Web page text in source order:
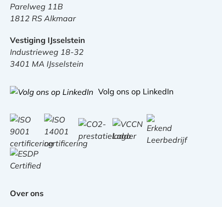
Parelweg 11B
1812 RS Alkmaar
Vestiging IJsselstein
Industrieweg 18-32
3401 MA IJsselstein
Volg ons op LinkedIn
Over ons